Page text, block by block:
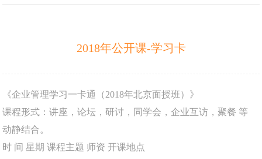
2018年公开课-学习卡
《企业管理学习一卡通（2018年北京面授班）》
课程形式：讲座，论坛，研讨，同学会，企业互访，聚餐 等
动静结合。
时 间 星期 课程主题 师资 开课地点